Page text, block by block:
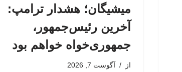
میشیگان؛ هشدار ترامپ:
آخرین رئیس‌جمهور،
جمهوری‌خواه خواهم بود
از آگوست 7, 2026